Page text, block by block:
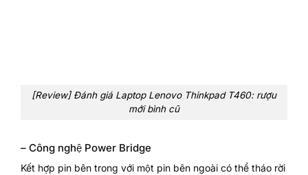
[Review] Đánh giá Laptop Lenovo Thinkpad T460: rượu
mới bình cũ
– Công nghệ Power Bridge
Kết hợp pin bên trong với một pin bên ngoài có thể tháo rời